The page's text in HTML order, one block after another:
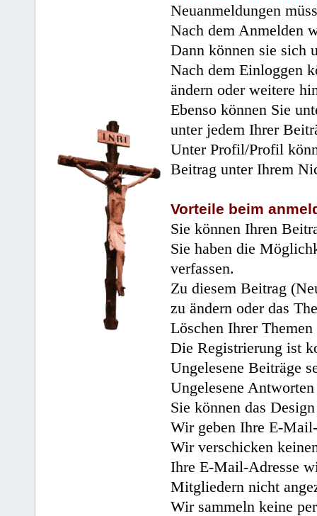
Neuanmeldungen
Nach dem Anmelden
Dann können sie sich
Nach dem Einloggen
ändern oder weitere
Ebenso können Sie
unter jedem Ihrer
Unter Profil/Profil
Beitrag unter Ihrem
Vorteile beim
Sie können Ihren
Sie haben die
verfassen.
Zu diesem Beitrag
zu ändern oder das
Löschen Ihrer
Die Registrierung ist
Ungelesene Beiträge
Ungelesene
Sie können das
Wir geben Ihre E-
Wir verschicken
Ihre E-Mail-Adresse
Mitgliedern nicht
Wir sammeln keine